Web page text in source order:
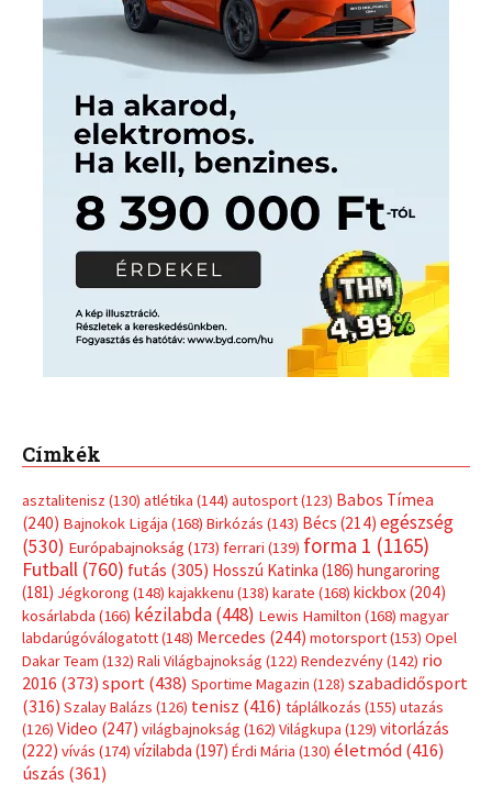
Címkék
asztalitenisz (130) atlétika (144) autosport(123) Babos Tímea
(240) Bajnokok Ligája (168) Birkózás (143) Bécs (214) egészség
(530) Európabajnokság (173) ferrari (139) forma 1 (1165)
Futball (760) futás (305) Hosszú Katinka (186) hungaroring
(181) Jégkorong (148) kajakkenu (138) karate (168) kickbox(204)
kosárlabda (166) kézilabda(448) Lewis Hamilton (168) magyar
labdarúgóválogatott(148) Mercedes (244) motorsport(153) Opel
Dakar Team (132) Rali Világbajnokság (122) Rendezvény(142) rio
2016 (373) sport(438) Sportime Magazin (128) szabadidősport
(316) Szalay Balázs (126) tenisz (416) táplálkozás (155) utazás
(126) Video (247) világbajnokság (162) Világkupa (129) vitorlázás
(222) vívás (174) vízilabda (197) Érdi Mária (130) életmód(416)
úszás (361)